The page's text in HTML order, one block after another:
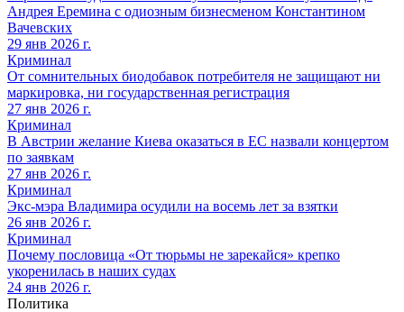
Андрея Еремина с одиозным бизнесменом Константином
Вачевских
29 янв 2026 г.
Криминал
От сомнительных биодобавок потребителя не защищают ни
маркировка, ни государственная регистрация
27 янв 2026 г.
Криминал
В Австрии желание Киева оказаться в ЕС назвали концертом
по заявкам
27 янв 2026 г.
Криминал
Экс-мэра Владимира осудили на восемь лет за взятки
26 янв 2026 г.
Криминал
Почему пословица «От тюрьмы не зарекайся» крепко
укоренилась в наших судах
24 янв 2026 г.
Политика